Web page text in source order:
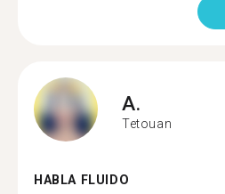
A.
Tetouan
HABLA FLUIDO